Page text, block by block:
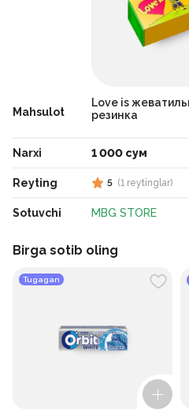
Mahsulot
Narxi
Reyting
Sotuvchi
Love is
резинка
1 000 сум
5 (1 reytinglar)
MBG STORE
Birga sotib oling
Tugagan